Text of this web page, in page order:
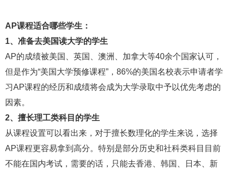
AP课程适合哪些学生：
1、准备去美国读大学的学生
AP的成绩被美国、英国、澳洲、加拿大等40余个国家认可，
但是作为“美国大学预修课程”，86%的美国名校表示申请者学
习AP课程的经历和成绩将会成为大学录取中予以优先考虑的
因素。
2、擅长理工类科目的学生
从课程设置可以看出来，对于擅长数理化的学生来说，选择
AP课程更容易拿到高分。特别是部分历史和社科类科目目前
不能在国内考试，需要的话，只能去香港、韩国、日本、新